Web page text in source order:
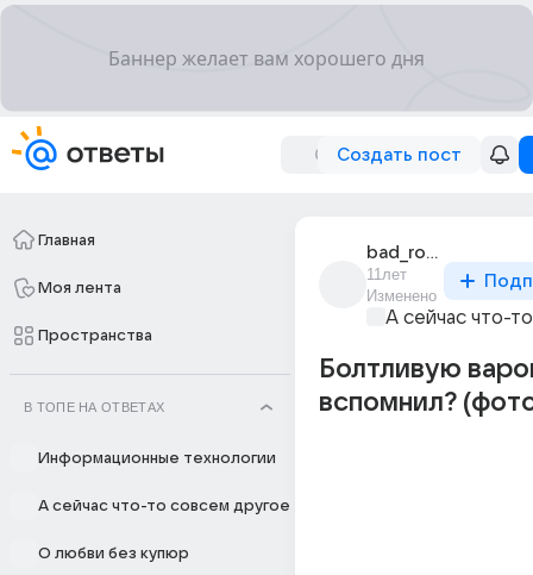
Создать пост
Главная
Моя лента
Пространства
В ТОПЕ НА ОТВЕТАХ
Информационные технологии
А сейчас что-то совсем другое
О любви без купюр
bad_robot_7
11лет
Изменено
А сейчас что-
Болтливую
вспомнил?